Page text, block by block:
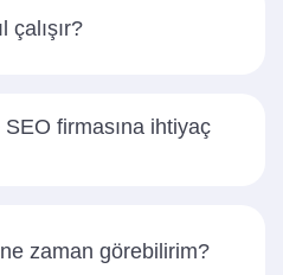
çalışır?
firmasına ihtiyaç
zaman görebilirim?